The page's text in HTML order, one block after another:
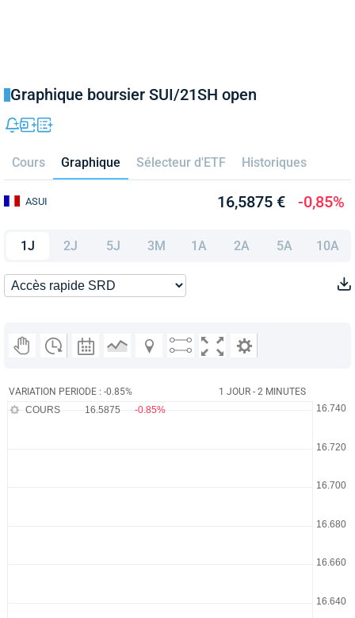
Graphique boursier SUI/21SH open
Cours Graphique Sélecteur d'ETF Historiques
ASUI 16,5875 € -0,85%
1J 2J 5J 3M 1A 2A 5A 10A
VARIATION PERIODE : -0.85% 1 JOUR - 2 MINUTES
COURS 16.5875 -0.85%